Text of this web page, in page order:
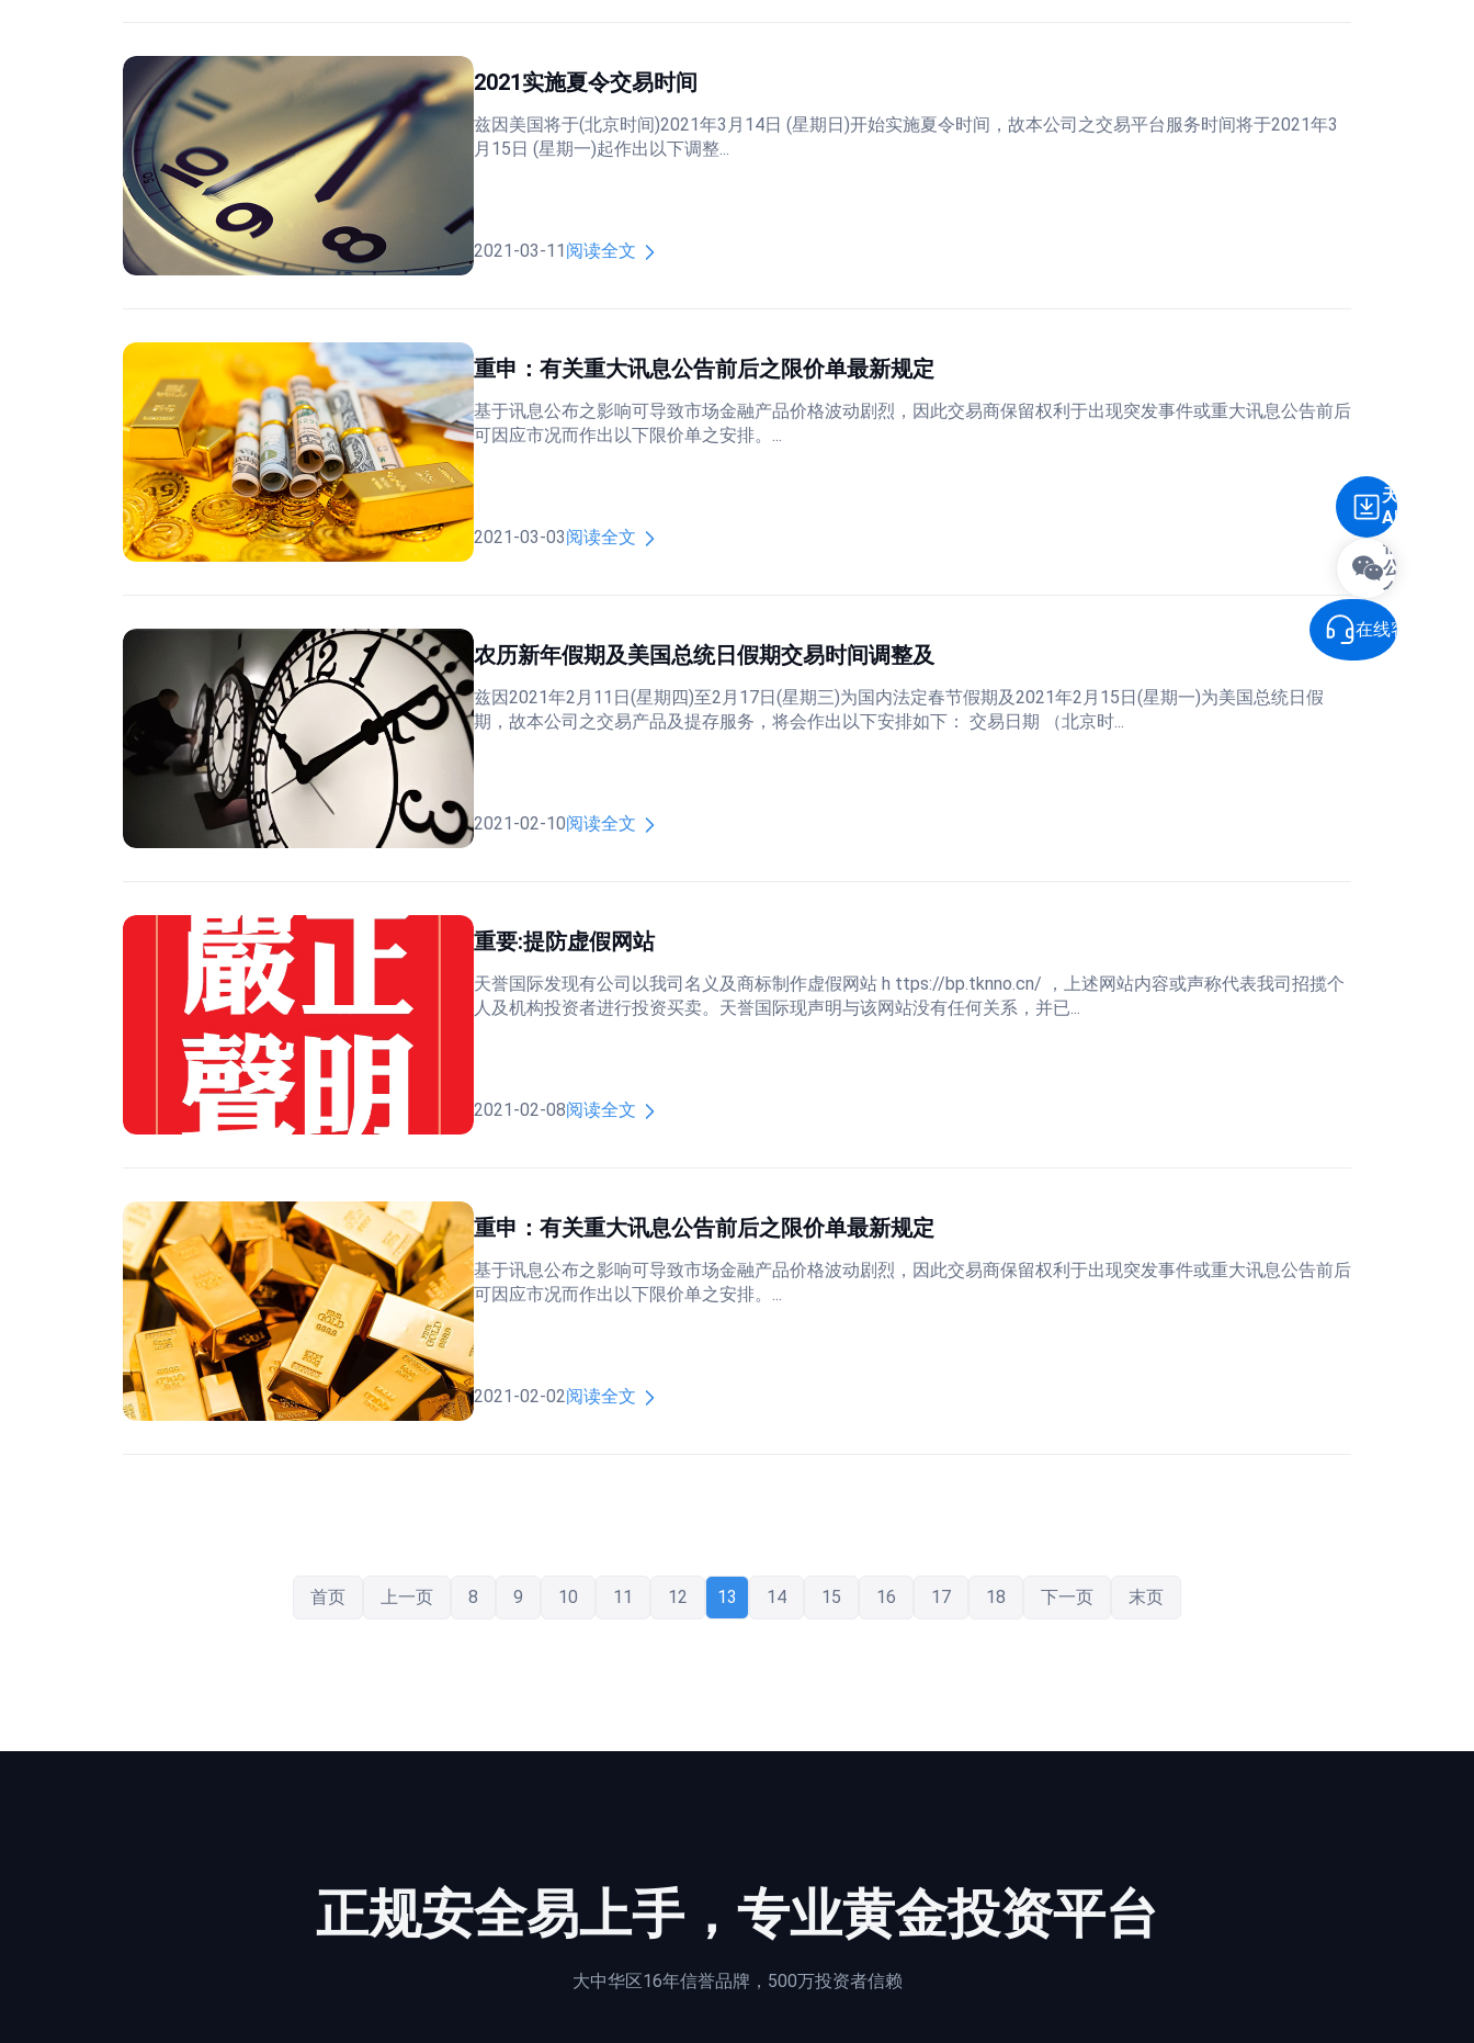
2021实施夏令交易时间
兹因美国将于(北京时间)2021年3月14日 (星期日)开始实施夏令时间，故本公司之交易平台服务时间将于2021年3
月15日 (星期一)起作出以下调整...
2021-03-11 阅读全文
重申：有关重大讯息公告前后之限价单最新规定
基于讯息公布之影响可导致市场金融产品价格波动剧烈，因此交易商保留权利于出现突发事件或重大讯息公告前后
可因应市况而作出以下限价单之安排。...
2021-03-03阅读全文
农历新年假期及美国总统日假期交易时间调整及
兹因2021年2月11日(星期四)至2月17日(星期三)为国内法定春节假期及2021年2月15日(星期一)为美国总统日假
期，故本公司之交易产品及提存服务，将会作出以下安排如下： 交易日期 （北京时...
2021-02-10阅读全文
重要:提防虚假网站
天誉国际发现有公司以我司名义及商标制作虚假网站 h ttps://bp.tknno.cn/ ，上述网站内容或声称代表我司招揽个
人及机构投资者进行投资买卖。天誉国际现声明与该网站没有任何关系，并已...
2021-02-08阅读全文
重申：有关重大讯息公告前后之限价单最新规定
基于讯息公布之影响可导致市场金融产品价格波动剧烈，因此交易商保留权利于出现突发事件或重大讯息公告前后
可因应市况而作出以下限价单之安排。...
2021-02-02阅读全文
首页 上一页 8 9 10 11 12 13 14 15 16 17 18 下一页 末页
正规安全易上手，专业黄金投资平台
大中华区16年信誉品牌，500万投资者信赖
天誉
APP
微
信
公
众
号
在线客服